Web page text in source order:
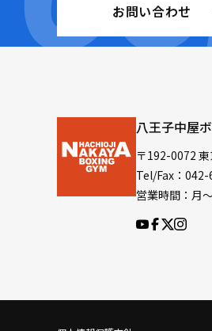
お問い合わせ
八王子中屋
〒192-0072
Tel/Fax：
営業時間：月